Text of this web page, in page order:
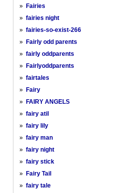
» Fairies
» fairies night
» fairies-so-exist-266
» Fairly odd parents
» fairly oddparents
» Fairlyoddparents
» fairtales
» Fairy
» FAIRY ANGELS
» fairy atil
» fairy lily
» fairy man
» fairy night
» fairy stick
» Fairy Tail
» fairy tale